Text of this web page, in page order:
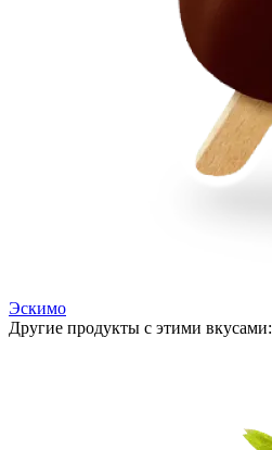
Эскимо
Другие продукты с этими вкусами: